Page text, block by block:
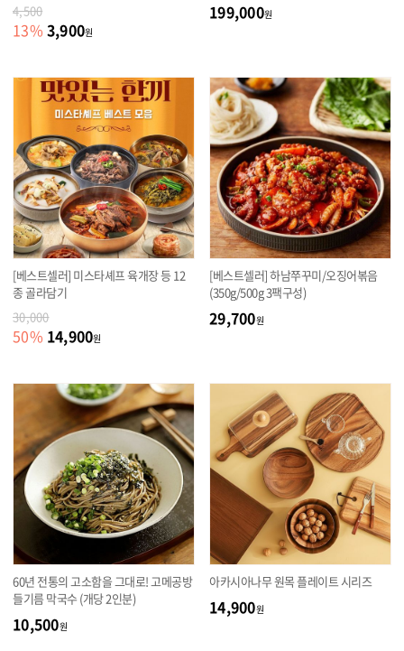
4,500
13% 3,900원
199,000원
[베스트셀러] 미스타셰프 육개장 등 12
종 골라담기
30,000
50% 14,900원
[베스트셀러] 하남쭈꾸미/오징어볶음
(350g/500g 3팩구성)
29,700원
60년 전통의 고소함을 그대로! 고메공방
들기름 막국수 (개당 2인분)
10,500원
아카시아나무 원목 플레이트 시리즈
14,900원